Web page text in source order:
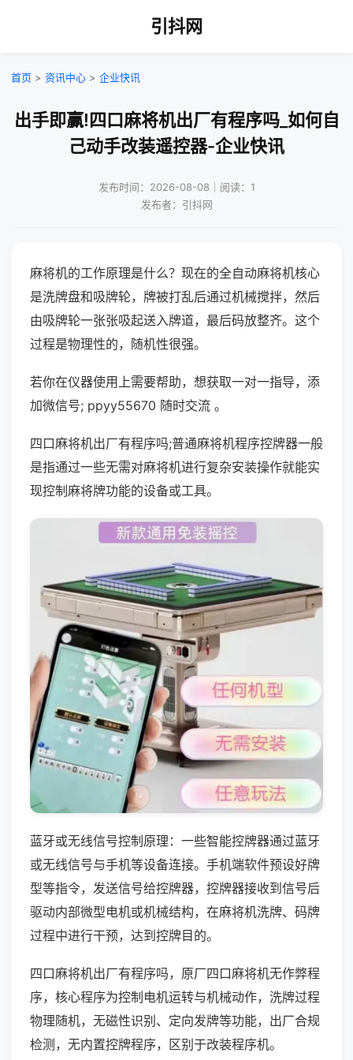
引抖网
首页 > 资讯中心 > 企业快讯
出手即赢!四口麻将机出厂有程序吗_如何自
己动手改装遥控器-企业快讯
发布时间：2026-08-08｜阅读：1
发布者：引抖网
麻将机的工作原理是什么？现在的全自动麻将机核心
是洗牌盘和吸牌轮，牌被打乱后通过机械搅拌，然后
由吸牌轮一张张吸起送入牌道，最后码放整齐。这个
过程是物理性的，随机性很强。
若你在仪器使用上需要帮助，想获取一对一指导，添
加微信号; ppyy55670 随时交流 。
四口麻将机出厂有程序吗;普通麻将机程序控牌器一般
是指通过一些无需对麻将机进行复杂安装操作就能实
现控制麻将牌功能的设备或工具。
蓝牙或无线信号控制原理：一些智能控牌器通过蓝牙
或无线信号与手机等设备连接。手机端软件预设好牌
型等指令，发送信号给控牌器，控牌器接收到信号后
驱动内部微型电机或机械结构，在麻将机洗牌、码牌
过程中进行干预，达到控牌目的。
四口麻将机出厂有程序吗，原厂四口麻将机无作弊程
序，核心程序为控制电机运转与机械动作，洗牌过程
物理随机，无磁性识别、定向发牌等功能，出厂合规
检测，无内置控牌程序，区别于改装程序机。